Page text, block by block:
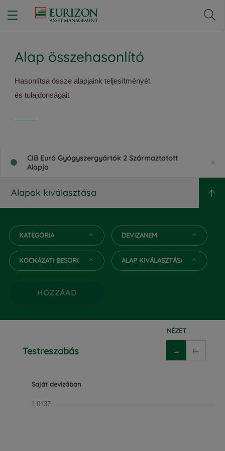

Alap összehasonlító
Hasonlítsa össze alapjaink teljesítményét
és tulajdonságait
CIB Euró Gyógyszergyártók 2 Származtatott
Alapja
Alapok kiválasztása
KATEGÓRIA DEVIZANEM
KOCKÁZATI BESOROLÁS ALAP KIVÁLASZTÁSA
HOZZÁAD
Testreszabás
NÉZET
Saját devizában
1,0137